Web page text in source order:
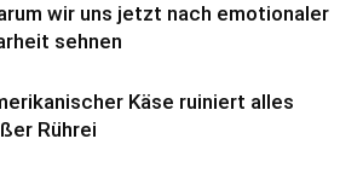
wir uns jetzt nach emotionaler
sehnen
Käse ruiniert alles
Rührei